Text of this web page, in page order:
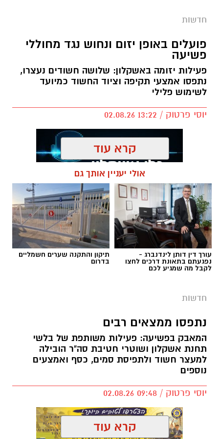
דוברות המשטרה
במהלך פעילות יזומה של בלשי תחנת אשקלון
בשיתוף לוחמי מג"ב דרום, בוצע חיפוש במבנה
בעיר אשקלון בעקבות חשד להפעלת מקום
הימורים בלתי חוקי.
במהלך הפעילות נכנסו הכוחות למקום, שבו אותרו
מספר חשודים אשר על פי החשד השתתפו
במשחקי הימורים. בחיפוש שבוצע נתפסו מוצגים
שונים ששימשו, על פי החשד, לניהול ולהפעלת
הימורים בלתי חוקיים, ובהם מחשב ששימש
להפעלת משחקי בינגו, כרטיסי בינגו וכספים
במטבעות שונים.
בנוסף, נתפסו סכומי כסף במזומן, המחאות וציוד
נוסף הקשור, על פי החשד, להפעלת המקום.
במסגרת הפעילות עוכבו לחקירה מפעילת המקום,
חדשות
פועלים באופן יזום ונחוש נגד מחוללי
פשיעה
פעילות יזומה באשקלון: שלושה חשודים נעצרו,
נתפסו אמצעי תקיפה וציוד החשוד כמיועד
לשימוש פלילי
יוסי פרטוק / 13:22 02.08.26
תגים:נגד מחוללי פשיעה
דוברות המשטרה
אשקלון נגד מחוללי פשיעה בעיר, זוהה רכב ובו
מספר חשודים. הבלשים ביצעו מעקב אחר הרכב,
ולאחר זמן קצר עצרו אותו לבדיקת יושביו.
קרא עוד
אולי יעניין אותך גם
עורך דין דותן לינדנברג -
נפגעתם בתאונת דרכים לחצו
לקבל מה שמגיע לכם
תיקון והתקנה שערים חשמליים
בדרום
חדשות
נתפסו ממצאים רבים
המאבק בפשיעה: פעילות משותפת של בלשי
תחנת אשקלון ושוטרי חטיבת סה"ר הובילה
למעצר חשוד ולתפיסת סמים, כסף ואמצעים
נוספים
יוסי פרטוק / 09:48 02.08.26
קרא עוד